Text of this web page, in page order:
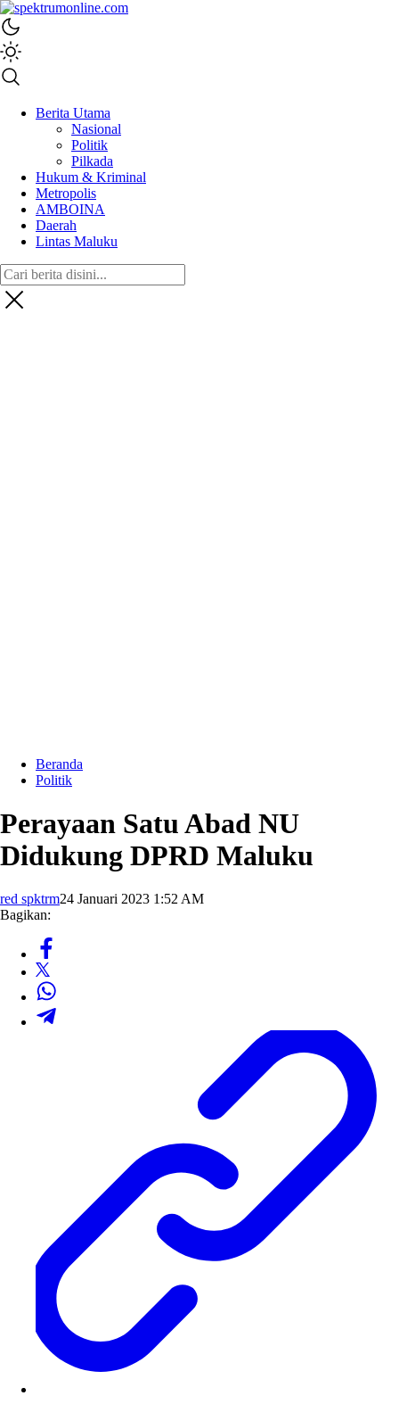
spektrumonline.com
Berita Utama
Nasional
Politik
Pilkada
Hukum & Kriminal
Metropolis
AMBOINA
Daerah
Lintas Maluku
Beranda
Politik
Perayaan Satu Abad NU
Didukung DPRD Maluku
red spktrm24 Januari 2023 1:52 AM
Bagikan: